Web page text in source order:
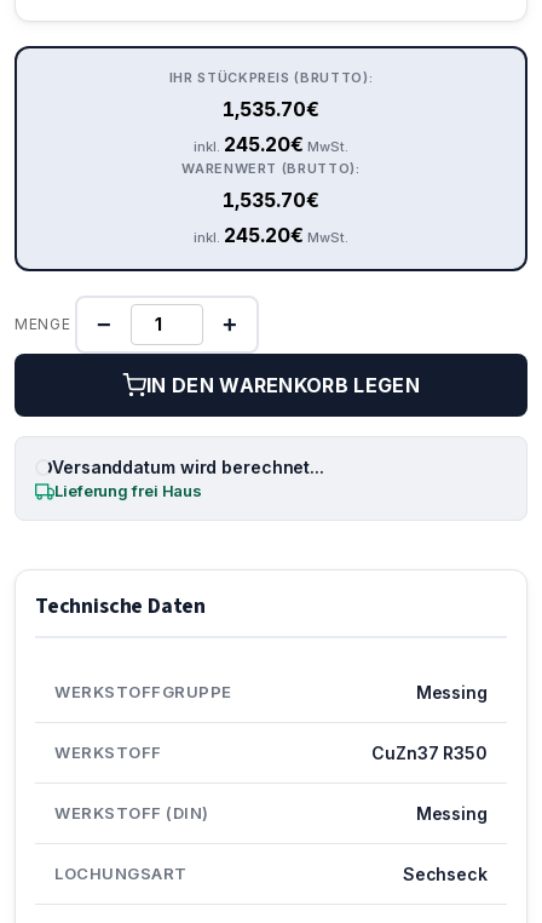
IHR STÜCKPREIS (BRUTTO):
1,535.70€
inkl. 245.20€ MwSt.
WARENWERT (BRUTTO):
1,535.70€
inkl. 245.20€ MwSt.
MENGE − +
IN DEN WARENKORB LEGEN
Versanddatum wird berechnet...
Lieferung frei Haus
Technische Daten
WERKSTOFFGRUPPE Messing
WERKSTOFF CuZn37 R350
WERKSTOFF (DIN) Messing
LOCHUNGSART Sechseck